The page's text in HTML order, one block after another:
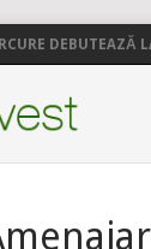
DEBUTEAZĂ